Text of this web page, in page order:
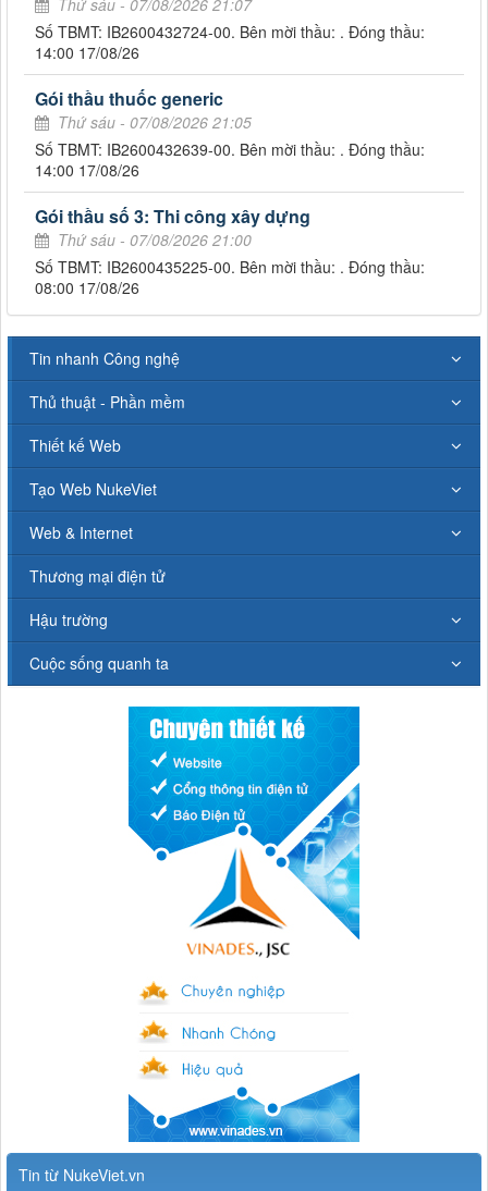
Thứ sáu - 07/08/2026 21:07
Số TBMT: IB2600432724-00. Bên mời thầu: . Đóng thầu:
14:00 17/08/26
Gói thầu thuốc generic
Thứ sáu - 07/08/2026 21:05
Số TBMT: IB2600432639-00. Bên mời thầu: . Đóng thầu:
14:00 17/08/26
Gói thầu số 3: Thi công xây dựng
Thứ sáu - 07/08/2026 21:00
Số TBMT: IB2600435225-00. Bên mời thầu: . Đóng thầu:
08:00 17/08/26
Tin nhanh Công nghệ
Thủ thuật - Phần mềm
Thiết kế Web
Tạo Web NukeViet
Web & Internet
Thương mại điện tử
Hậu trường
Cuộc sống quanh ta
Tin từ NukeViet.vn